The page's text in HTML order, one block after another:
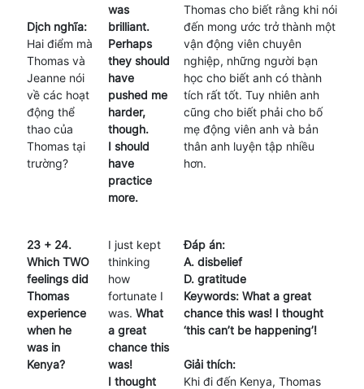
Dịch nghĩa:
Hai điểm mà
Thomas và
Jeanne nói
về các hoạt
động thể
thao của
Thomas tại
trường?
was
brilliant.
Perhaps
they should
have
pushed me
harder,
though.
I should
have
practice
more.
Thomas cho biết rằng khi nói
đến mong ước trở thành một
vận động viên chuyên
nghiệp, những người bạn
học cho biết anh có thành
tích rất tốt. Tuy nhiên anh
cũng cho biết phải cho bố
mẹ động viên anh và bản
thân anh luyện tập nhiều
hơn.
23 + 24.
Which TWO
feelings did
Thomas
experience
when he
was in
Kenya?
I just kept
thinking
how
fortunate I
was. What
a great
chance this
was!
I thought
Đáp án:
A. disbelief
D. gratitude
Keywords: What a great
chance this was! I thought
‘this can’t be happening’!
Giải thích:
Khi đi đến Kenya, Thomas